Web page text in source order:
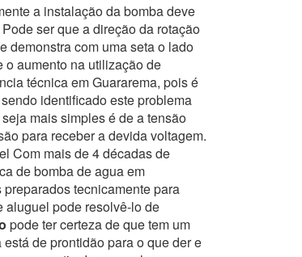
a instalação da bomba deve
ser que a direção da rotação
demonstra com uma seta o lado
o aumento na utilização de
técnica em Guararema, pois é
identificado este problema
mais simples é de a tensão
para receber a devida voltagem.
Com mais de 4 décadas de
de bomba de agua em
tecnicamente para
aluguel pode resolvê-lo de
pode ter certeza de que tem um
de prontidão para o que der e